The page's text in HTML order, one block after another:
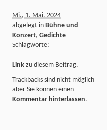
Mi., 1. Mai. 2024
abgelegt in Bühne und
Konzert, Gedichte
Schlagworte:
Link zu diesem Beitrag.
Trackbacks sind nicht möglich
aber Sie können einen
Kommentar hinterlassen.